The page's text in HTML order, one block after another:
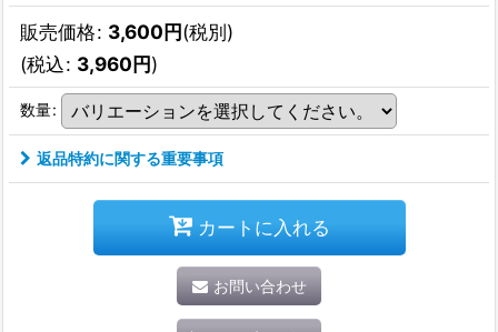
販売価格: 3,600円(税別)
(税込: 3,960円)
数量:
返品特約に関する重要事項
カートに入れる
お問い合わせ